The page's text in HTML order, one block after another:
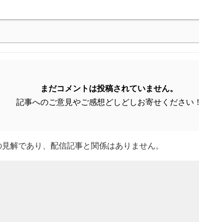
まだコメントは投稿されていません。
記事へのご意見やご感想どしどしお寄せください！
解であり、配信記事と関係はありません。